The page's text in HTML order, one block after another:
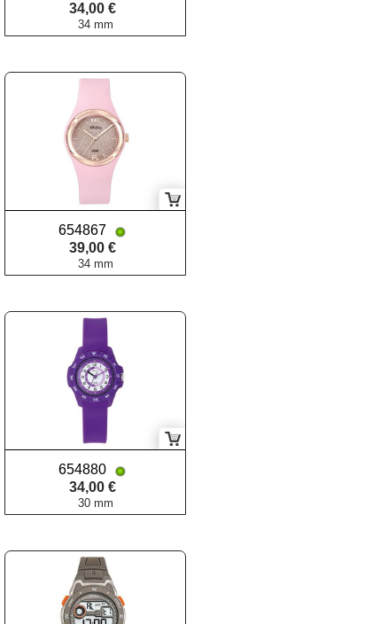
34,00 €
34 mm
654867
39,00 €
34 mm
654880
34,00 €
30 mm